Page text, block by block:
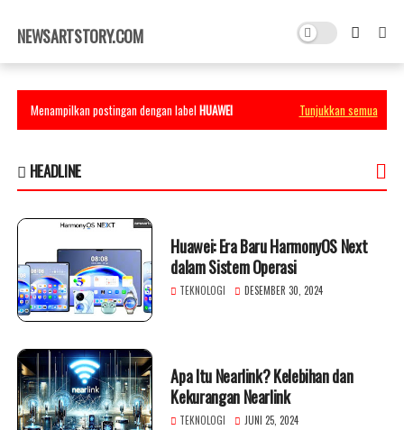
×
NEWSARTSTORY.COM
Menampilkan postingan dengan labelHUAWEI Tunjukkan semua
HEADLINE
Huawei: Era Baru HarmonyOS Next
dalam Sistem Operasi
TEKNOLOGI DESEMBER 30, 2024
Apa Itu Nearlink? Kelebihan dan
Kekurangan Nearlink
TEKNOLOGI JUNI 25, 2024